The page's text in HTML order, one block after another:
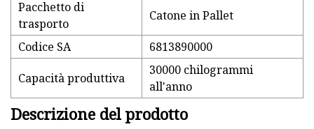
Pacchetto di
trasporto
Catone in Pallet
Codice SA 6813890000
Capacità produttiva
30000 chilogrammi
all'anno
Descrizione del prodotto